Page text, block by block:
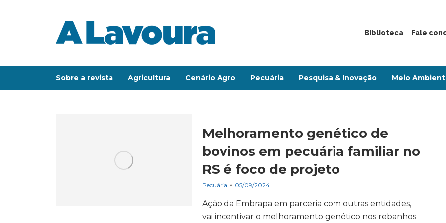
Biblioteca Fale
Sobre a revista Agricultura Cenário Agro Pecuária Pesquisa & Inovação Meio
Melhoramento genético de
bovinos em pecuária familiar no
RS é foco de projeto
Pecuária 05/09/2024
Ação da Embrapa em parceria com outras entidades,
vai incentivar o melhoramento genético nos rebanhos